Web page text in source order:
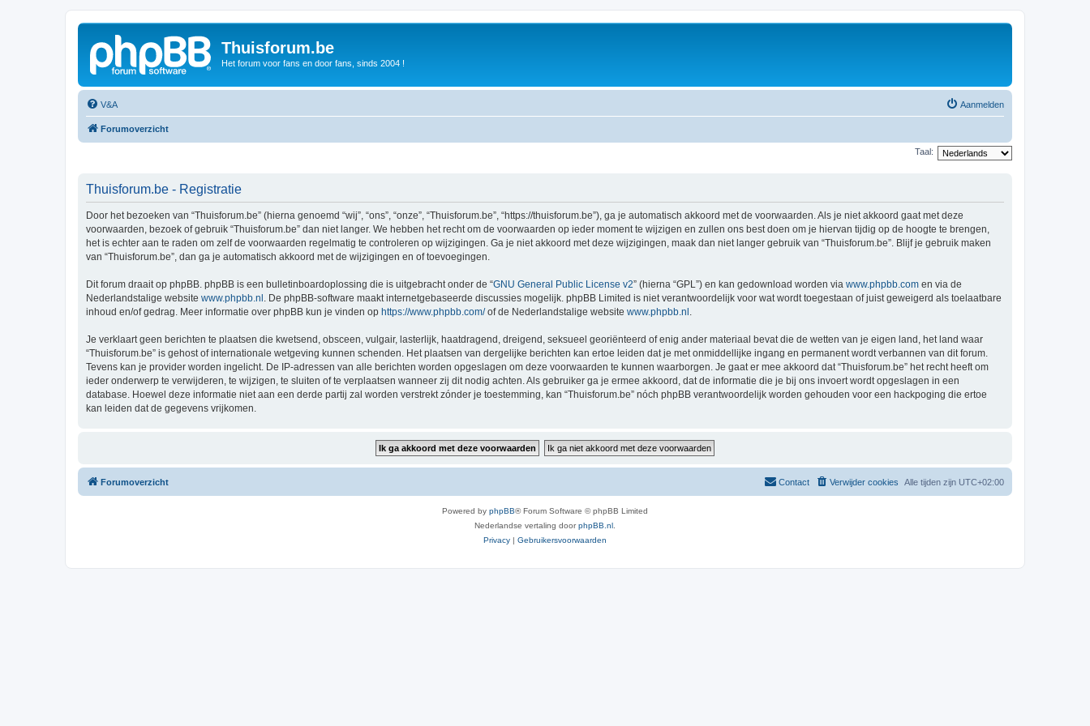
Thuisforum.be
Het forum voor fans en door fans, sinds 2004 !
V&A Aanmelden
Forumoverzicht
Taal:
Thuisforum.be - Registratie
Door het bezoeken van “Thuisforum.be” (hierna genoemd “wij”, “ons”, “onze”, “Thuisforum.be”, “https://thuisforum.be”), ga je automatisch akkoord met de voorwaarden. Als je niet akkoord gaat met deze
voorwaarden, bezoek of gebruik “Thuisforum.be” dan niet langer. We hebben het recht om de voorwaarden op ieder moment te wijzigen en zullen ons best doen om je hiervan tijdig op de hoogte te brengen,
het is echter aan te raden om zelf de voorwaarden regelmatig te controleren op wijzigingen. Ga je niet akkoord met deze wijzigingen, maak dan niet langer gebruik van “Thuisforum.be”. Blijf je gebruik maken
van “Thuisforum.be”, dan ga je automatisch akkoord met de wijzigingen en of toevoegingen.
Dit forum draait op phpBB. phpBB is een bulletinboardoplossing die is uitgebracht onder de “GNU General Public License v2” (hierna “GPL”) en kan gedownload worden via www.phpbb.com en via de
Nederlandstalige website www.phpbb.nl . De phpBB-software maakt internetgebaseerde discussies mogelijk. phpBB Limited is niet verantwoordelijk voor wat wordt toegestaan of juist geweigerd als toelaatbare
inhoud en/of gedrag. Meer informatie over phpBB kun je vinden op https://www.phpbb.com/of de Nederlandstalige website www.phpbb.nl .
Je verklaart geen berichten te plaatsen die kwetsend, obsceen, vulgair, lasterlijk, haatdragend, dreigend, seksueel georiënteerd of enig ander materiaal bevat die de wetten van je eigen land, het land waar
“Thuisforum.be” is gehost of internationale wetgeving kunnen schenden. Het plaatsen van dergelijke berichten kan ertoe leiden dat je met onmiddellijke ingang en permanent wordt verbannen van dit forum.
Tevens kan je provider worden ingelicht. De IP-adressen van alle berichten worden opgeslagen om deze voorwaarden te kunnen waarborgen. Je gaat er mee akkoord dat “Thuisforum.be” het recht heeft om
ieder onderwerp te verwijderen, te wijzigen, te sluiten of te verplaatsen wanneer zij dit nodig achten. Als gebruiker ga je ermee akkoord, dat de informatie die je bij ons invoert wordt opgeslagen in een
database. Hoewel deze informatie niet aan een derde partij zal worden verstrekt zónder je toestemming, kan “Thuisforum.be” nóch phpBB verantwoordelijk worden gehouden voor een hackpoging die ertoe
kan leiden dat de gegevens vrijkomen.
Forumoverzicht Alle tijden zijn UTC+02:00
Verwijder cookies
Contact
Powered by phpBB® Forum Software © phpBB Limited
Nederlandse vertaling doorphpBB.nl
Privacy | Gebruikersvoorwaarden